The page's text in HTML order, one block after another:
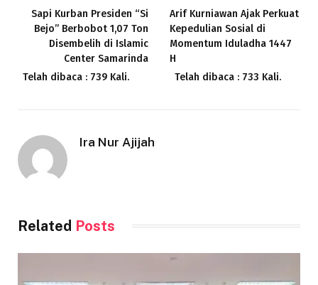
Sapi Kurban Presiden “Si
Bejo” Berbobot 1,07 Ton
Disembelih di Islamic
Center Samarinda
Telah dibaca : 739 Kali.
Arif Kurniawan Ajak Perkuat
Kepedulian Sosial di
Momentum Iduladha 1447
H
Telah dibaca : 733 Kali.
Ira Nur Ajijah
Related Posts